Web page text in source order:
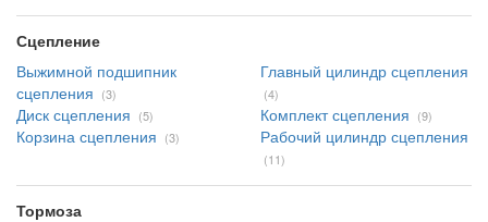
Сцепление
Выжимной подшипник
сцепления (3)
Главный цилиндр сцепления
(4)
Диск сцепления (5) Комплект сцепления (9)
Корзина сцепления (3) Рабочий цилиндр сцепления
(11)
Тормоза